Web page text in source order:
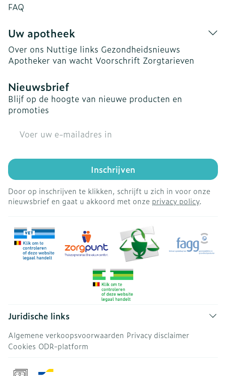
FAQ
Uw apotheek
Over ons Nuttige links Gezondheidsnieuws
Apotheker van wacht Voorschrift Zorgtarieven
Nieuwsbrief
Blijf op de hoogte van nieuwe producten en
promoties
Inschrijven
Door op inschrijven te klikken, schrijft u zich in voor onze
nieuwsbrief en gaat u akkoord met onze privacy policy.
Juridische links
Algemene verkoopsvoorwaarden Privacy disclaimer
Cookies ODR-platform